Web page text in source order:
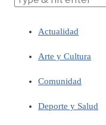
Actualidad
Arte y Cultura
Comunidad
Deporte y Salud